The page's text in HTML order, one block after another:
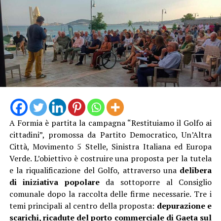
A Formia è partita la campagna “Restituiamo il Golfo ai
cittadini”, promossa da Partito Democratico, Un’Altra
Città, Movimento 5 Stelle, Sinistra Italiana ed Europa
Verde. L’obiettivo è costruire una proposta per la tutela
e la riqualificazione del Golfo, attraverso una delibera
di iniziativa popolareda sottoporre al Consiglio
comunale dopo la raccolta delle firme necessarie. Tre i
temi principali al centro della proposta: depurazione e
scarichi, ricadute del porto commerciale di Gaeta sul